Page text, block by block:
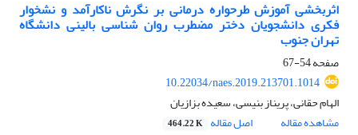
اثربخشی آموزش طرحواره درمانی بر نگرش ناکارآمد و نشخوار
فکری دانشجویان دختر مضطرب روان شناسی بالینی دانشگاه
تهران جنوب
صفحه54-67
10.22034/naes.2019.213701.1014
الهام حقانی، پریناز بنیسی، سعیده بزازیان
مشاهده مقاله
اصل مقاله 464.22 K